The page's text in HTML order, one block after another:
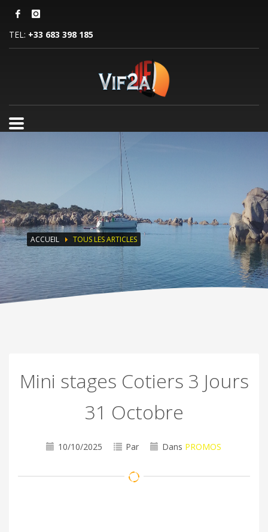
TEL: +33 683 398 185
ACCUEIL TOUS LES ARTICLES
Mini stages Cotiers 3 Jours
31 Octobre
10/10/2025 Par Dans PROMOS